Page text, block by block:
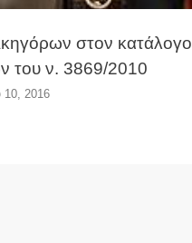
στον κατάλογο
του ν. 3869/2010
10, 2016